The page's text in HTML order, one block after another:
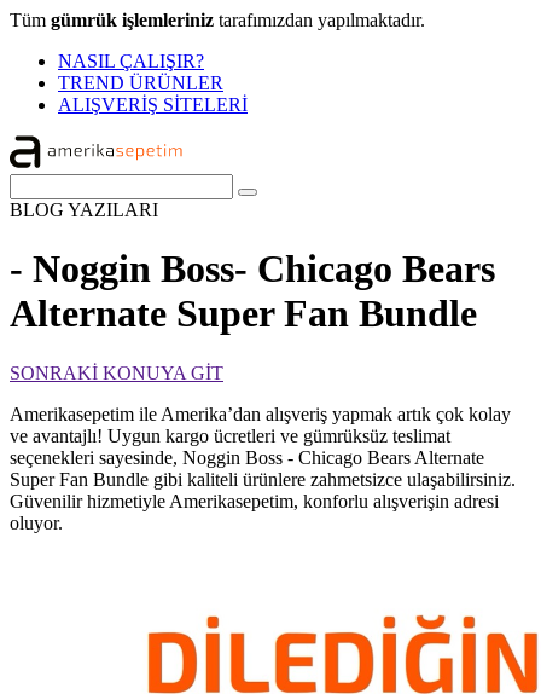
Tüm gümrük işlemleriniz tarafımızdan yapılmaktadır.
NASIL ÇALIŞIR?
TREND ÜRÜNLER
ALIŞVERİŞ SİTELERİ
BLOG YAZILARI
- Noggin Boss- Chicago Bears
Alternate Super Fan Bundle
SONRAKİ KONUYA GİT
Amerikasepetim ile Amerika’dan alışveriş yapmak artık çok kolay
ve avantajlı! Uygun kargo ücretleri ve gümrüksüz teslimat
seçenekleri sayesinde, Noggin Boss - Chicago Bears Alternate
Super Fan Bundle gibi kaliteli ürünlere zahmetsizce ulaşabilirsiniz.
Güvenilir hizmetiyle Amerikasepetim, konforlu alışverişin adresi
oluyor.